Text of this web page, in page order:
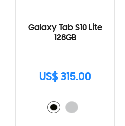
Galaxy Tab S10 Lite
128GB
US$ 315.00